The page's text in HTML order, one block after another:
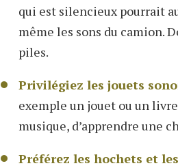
qui est silencieux pourrait
même les sons du camion.
piles.
Privilégiez les jouets
exemple un jouet ou un
musique, d’apprendre une
Préférez les hochets et